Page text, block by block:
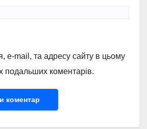
e-mail, та адресу сайту в цьому
подальших коментарів.